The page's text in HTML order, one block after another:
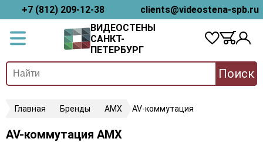
+7 (812) 209-12-38
clients@videostena-spb.ru
ВИДЕОСТЕНЫ
САНКТ-
ПЕТЕРБУРГ
Поиск
Главная Бренды AMX AV-коммутация
AV-коммутация AMX